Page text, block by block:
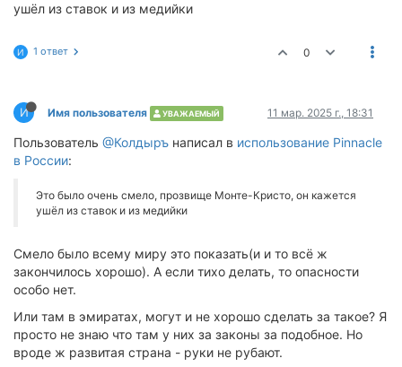
ушёл из ставок и из медийки
И 1 ответ 0
И Имя пользователя УВАЖАЕМЫЙ 11 мар. 2025 г., 18:31
Пользователь @Колдыръ написал в использование Pinnacle
в России:
Это было очень смело, прозвище Монте-Кристо, он кажется
ушёл из ставок и из медийки
Смело было всему миру это показать(и и то всё ж
закончилось хорошо). А если тихо делать, то опасности
особо нет.
Или там в эмиратах, могут и не хорошо сделать за такое? Я
просто не знаю что там у них за законы за подобное. Но
вроде ж развитая страна - руки не рубают.